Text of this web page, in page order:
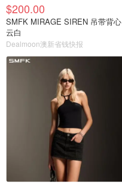
$200.00
SMFK MIRAGE SIREN 吊带背心
云白
Dealmoon澳新省钱快报